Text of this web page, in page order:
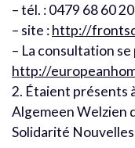
– tél. : 0479 68 60 20
– site :http://
– La consultation
http://
2. Étaient présents
Algemeen Welzien
Solidarité